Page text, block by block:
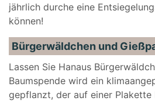
jährlich durche eine
können!
Bürgerwäldchen und
Lassen Sie Hanaus
Baumspende wird ein
gepflanzt, der auf einer Plakette